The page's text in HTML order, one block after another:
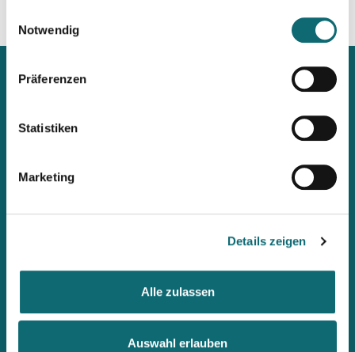
Notwendig
Präferenzen
Statistiken
Marketing
Details zeigen
Alle zulassen
Auswahl erlauben
immer up2date bleiben